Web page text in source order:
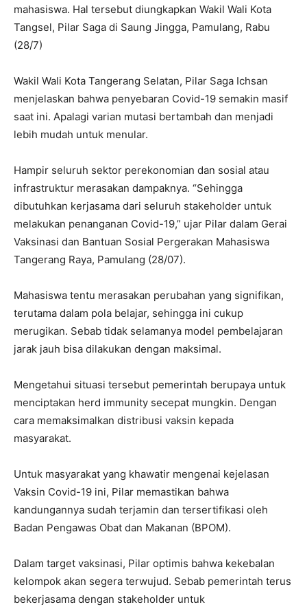
mahasiswa. Hal tersebut diungkapkan Wakil Wali Kota
Tangsel, Pilar Saga di Saung Jingga, Pamulang, Rabu
(28/7)
Wakil Wali Kota Tangerang Selatan, Pilar Saga Ichsan
menjelaskan bahwa penyebaran Covid-19 semakin masif
saat ini. Apalagi varian mutasi bertambah dan menjadi
lebih mudah untuk menular.
Hampir seluruh sektor perekonomian dan sosial atau
infrastruktur merasakan dampaknya. “Sehingga
dibutuhkan kerjasama dari seluruh stakeholder untuk
melakukan penanganan Covid-19,” ujar Pilar dalam Gerai
Vaksinasi dan Bantuan Sosial Pergerakan Mahasiswa
Tangerang Raya, Pamulang (28/07).
Mahasiswa tentu merasakan perubahan yang signifikan,
terutama dalam pola belajar, sehingga ini cukup
merugikan. Sebab tidak selamanya model pembelajaran
jarak jauh bisa dilakukan dengan maksimal.
Mengetahui situasi tersebut pemerintah berupaya untuk
menciptakan herd immunity secepat mungkin. Dengan
cara memaksimalkan distribusi vaksin kepada
masyarakat.
Untuk masyarakat yang khawatir mengenai kejelasan
Vaksin Covid-19 ini, Pilar memastikan bahwa
kandungannya sudah terjamin dan tersertifikasi oleh
Badan Pengawas Obat dan Makanan (BPOM).
Dalam target vaksinasi, Pilar optimis bahwa kekebalan
kelompok akan segera terwujud. Sebab pemerintah terus
bekerjasama dengan stakeholder untuk